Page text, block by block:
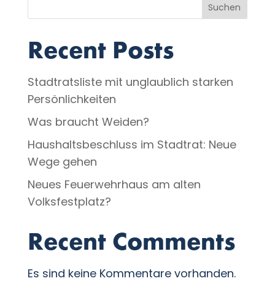
Suchen
Recent Posts
Stadtratsliste mit unglaublich starken
Persönlichkeiten
Was braucht Weiden?
Haushaltsbeschluss im Stadtrat: Neue
Wege gehen
Neues Feuerwehrhaus am alten
Volksfestplatz?
Recent Comments
Es sind keine Kommentare vorhanden.